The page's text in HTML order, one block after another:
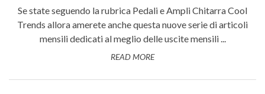
Se state seguendo la rubrica Pedali e Ampli Chitarra Cool
Trends allora amerete anche questa nuove serie di articoli
mensili dedicati al meglio delle uscite mensili ...
READ MORE